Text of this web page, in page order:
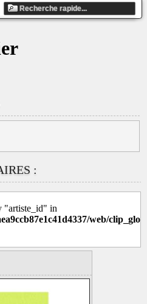
"artiste_id" in
web/
: